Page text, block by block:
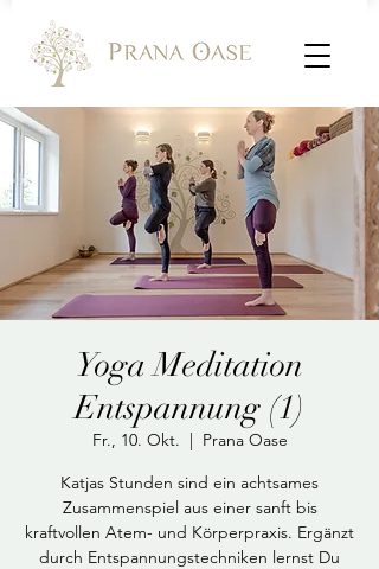
Yoga Meditation
Entspannung (1)
Fr., 10. Okt.
  |
Prana Oase
Katjas Stunden sind ein achtsames
Zusammenspiel aus einer sanft bis
kraftvollen Atem- und Körperpraxis. Ergänzt
durch Entspannungstechniken lernst Du